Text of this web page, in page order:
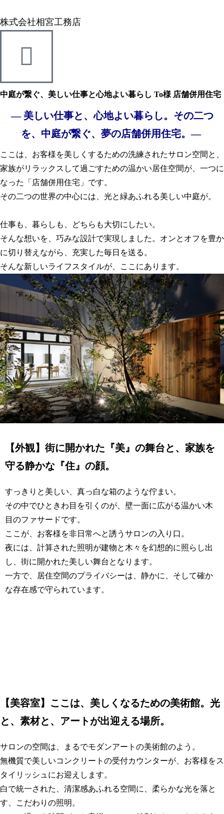
株式会社相宮工務店
中庭が繋ぐ、美しい仕事と心地よい暮らし To様 店舗併用住宅
― 美しい仕事と、心地よい暮らし。その二つ
を、中庭が繋ぐ、夢の店舗併用住宅。―
ここは、お客様を美しくするための洗練されたサロン空間と、
家族がリラックスして過ごすための温かい居住空間が、一つに
なった「店舗併用住宅」です。
その二つの世界の中心には、光と緑あふれる美しい中庭が。
仕事も、暮らしも、どちらも大切にしたい。
そんな想いを、巧みな設計で実現しました。オンとオフを豊か
に切り替えながら、充実した毎日を送る。
そんな新しいライフスタイルが、ここにあります。
【外観】街に開かれた『美』の舞台と、家族を
守る静かな『住』の顔。
すっきりと美しい、真っ白な箱のような佇まい。
その中でひときわ目を引くのが、壁一面に広がる温かい木
目のファサードです。
ここが、お客様を非日常へと誘うサロンの入り口。
夜には、計算された照明が建物と木々を幻想的に照らし出
し、街に開かれた美しい舞台となります。
一方で、居住空間のプライバシーは、静かに、そして確か
な存在感で守られています。
【美容室】ここは、美しくなるための美術館。光
と、素材と、アートが出迎える場所。
サロンの空間は、まるでモダンアートの美術館のよう。
無機質で美しいコンクリートの受付カウンターが、お客様をス
タイリッシュにお迎えします。
白で統一された、清潔感あふれる空間に、柔らかな光を落と
す、こだわりの照明。